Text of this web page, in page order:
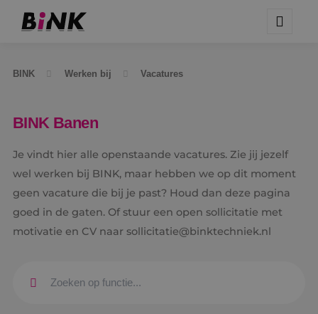
BINK Werken bij Vacatures
BINK Banen
Je vindt hier alle openstaande vacatures. Zie jij jezelf
wel werken bij BINK, maar hebben we op dit moment
geen vacature die bij je past? Houd dan deze pagina
goed in de gaten. Of stuur een open sollicitatie met
motivatie en CV naar sollicitatie@binktechniek.nl